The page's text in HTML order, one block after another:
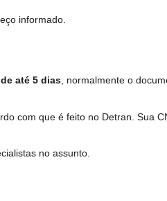
informado.
até 5 dias, normalmente o
com que é feito no Detran. Sua
no assunto.